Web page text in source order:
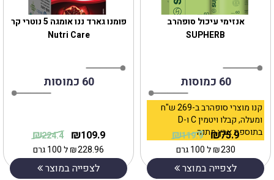
פומנו גארד ננו אומגה 5 נוטרי קר
Nutri Care
60 כמוסות
109.9
₪
224.4
₪
228.96
₪ל 100 גרם
לצפייה במוצר
אנזימי עיכול סופהרב
SUPHERB
60 כמוסות
קנו מוצרי סופהרב ב-269 ש"ח
ומעלה, קבלו ויטמין C ו-D
בתוספת אבץ מתנה
75.9
₪
119.9
₪
230
₪ל 100 גרם
לצפייה במוצר